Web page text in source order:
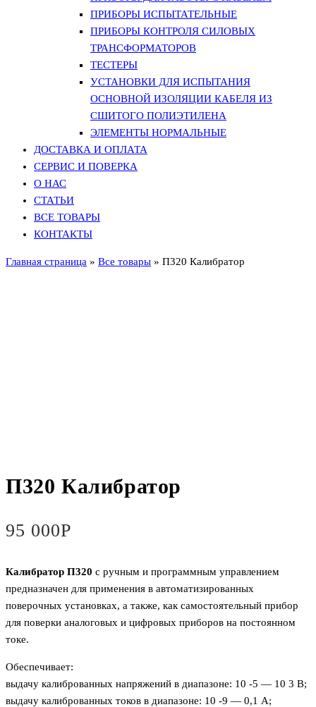
ПРИБОРЫ ИСПЫТАТЕЛЬНЫЕ
ПРИБОРЫ КОНТРОЛЯ СИЛОВЫХ
ТРАНСФОРМАТОРОВ
ТЕСТЕРЫ
УСТАНОВКИ ДЛЯ ИСПЫТАНИЯ
ОСНОВНОЙ ИЗОЛЯЦИИ КАБЕЛЯ ИЗ
СШИТОГО ПОЛИЭТИЛЕНА
ЭЛЕМЕНТЫ НОРМАЛЬНЫЕ
ДОСТАВКА И ОПЛАТА
СЕРВИС И ПОВЕРКА
О НАС
СТАТЬИ
ВСЕ ТОВАРЫ
КОНТАКТЫ
Главная страница » Все товары » П320 Калибратор
П320 Калибратор
95 000Р
Калибратор П320 с ручным и программным управлением
предназначен для применения в автоматизированных
поверочных установках, а также, как самостоятельный прибор
для поверки аналоговых и цифровых приборов на постоянном
токе.
Обеспечивает:
выдачу калиброванных напряжений в диапазоне: 10 -5 — 10 3 В;
выдачу калиброванных токов в диапазоне: 10 -9 — 0,1 А;